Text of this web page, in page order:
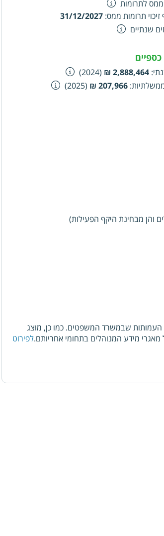
ממס לתרומות
זיכוי תרומות ממס:
31/12/2027
שנתיים
כספיים
:
2,888,464 ₪
(2024)
:
207,966 ₪
(2025)
והן מבחינת היקף הפעילות)
שבמשרד המשפטים. כמו כן, מוצג
מידע המנוהלים בתחומי אחריותם.לפירוט